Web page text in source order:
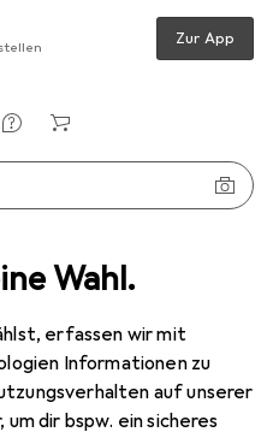
Wahl.
erfassen wir mit
Informationen zu
auf unserer
dir bspw. ein sicheres
Zur App
Zubehör